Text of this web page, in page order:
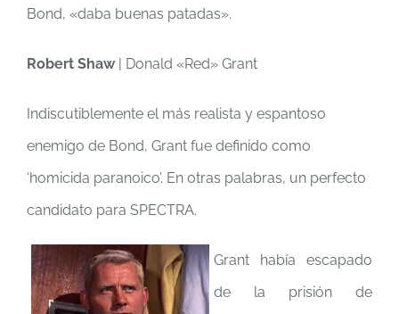
Bond, «daba buenas patadas».
Robert Shaw | Donald «Red» Grant
Indiscutiblemente el más realista y espantoso
enemigo de Bond, Grant fue definido como
‘homicida paranoico’. En otras palabras, un perfecto
candidato para SPECTRA.
Grant había escapado
de la prisión de